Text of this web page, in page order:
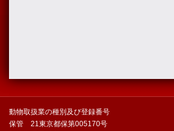
動物取扱業の種別及び登録番号
保管 21東京都保第005170号